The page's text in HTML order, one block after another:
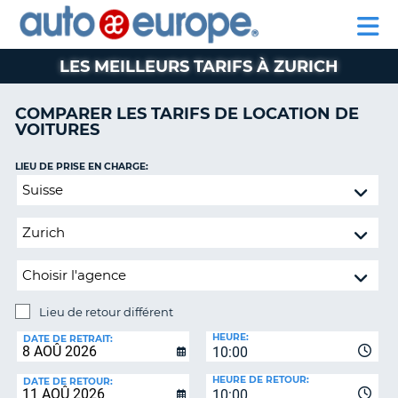
LOCATION
DE
VOITURES
CAMPING-
CAR
PARTENAIRE
SUPPORT
CLIENT
AUTO
EUROPE
LOCATION
DE
VOITURES
CAMPING-
PARTENAIRE
SUPPORT
COMPTE
MA
LANGUAGE
LES MEILLEURS TARIFS À ZURICH
COMPARER LES TARIFS DE LOCATION DE
VOITURES
Lieu
retour
LIEU DE PRISE EN CHARGE:
Lieu de retour différent
DE
RETOUR:
DATE DE RETRAIT:
10:00
HEURE:
DATE DE RETOUR:
10:00
HEURE DE RETOUR: